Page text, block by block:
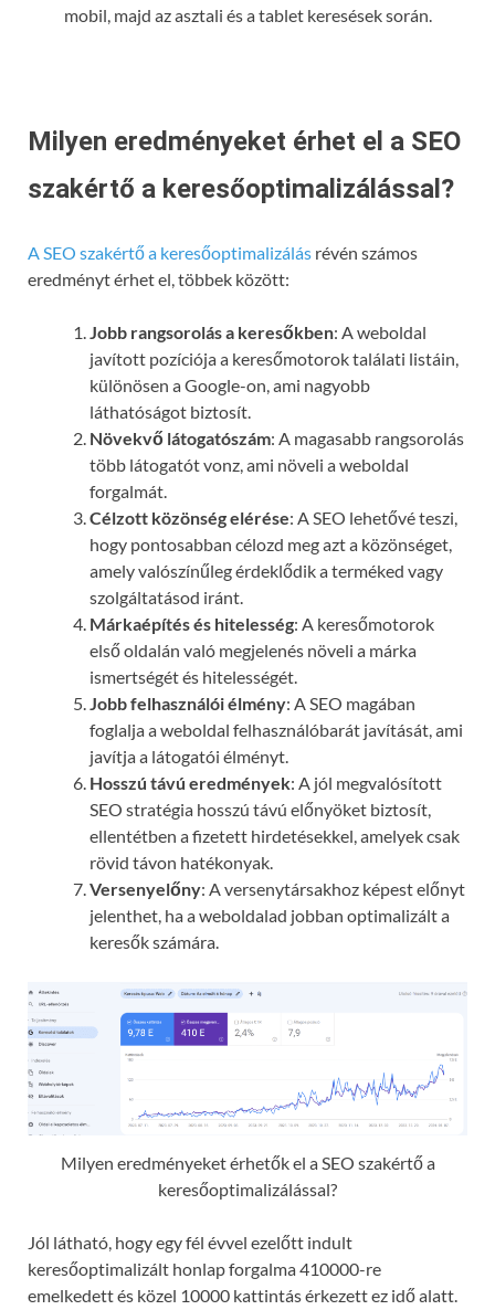
mobil, majd az asztali és a tablet keresések során.
Milyen eredményeket érhet el a SEO
szakértő a keresőoptimalizálással?
A SEO szakértő a keresőoptimalizálás révén számos
eredményt érhet el, többek között:
Jobb rangsorolás a keresőkben: A weboldal
javított pozíciója a keresőmotorok találati listáin,
különösen a Google-on, ami nagyobb
láthatóságot biztosít.
Növekvő látogatószám: A magasabb rangsorolás
több látogatót vonz, ami növeli a weboldal
forgalmát.
Célzott közönség elérése: A SEO lehetővé teszi,
hogy pontosabban célozd meg azt a közönséget,
amely valószínűleg érdeklődik a terméked vagy
szolgáltatásod iránt.
Márkaépítés és hitelesség: A keresőmotorok
első oldalán való megjelenés növeli a márka
ismertségét és hitelességét.
Jobb felhasználói élmény: A SEO magában
foglalja a weboldal felhasználóbarát javítását, ami
javítja a látogatói élményt.
Hosszú távú eredmények: A jól megvalósított
SEO stratégia hosszú távú előnyöket biztosít,
ellentétben a fizetett hirdetésekkel, amelyek csak
rövid távon hatékonyak.
Versenyelőny: A versenytársakhoz képest előnyt
jelenthet, ha a weboldalad jobban optimalizált a
keresők számára.
Milyen eredményeket érhetők el a SEO szakértő a
keresőoptimalizálással?
Jól látható, hogy egy fél évvel ezelőtt indult
keresőoptimalizált honlap forgalma 410000-re
emelkedett és közel 10000 kattintás érkezett ez idő alatt.